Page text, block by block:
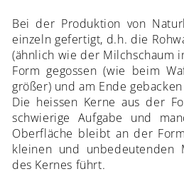
Bei der Produktion von
einzeln gefertigt, d.h. die
(ähnlich wie der Milchschaum
Form gegossen (wie beim
größer) und am Ende
Die heissen Kerne aus der
schwierige Aufgabe und
Oberfläche bleibt an der
kleinen und unbedeutenden
des Kernes führt.